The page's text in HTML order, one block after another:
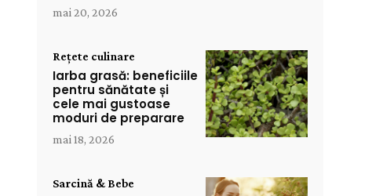
mai 20, 2026
Rețete culinare
Iarba grasă: beneficiile
pentru sănătate și
cele mai gustoase
moduri de preparare
mai 18, 2026
Sarcină & Bebe